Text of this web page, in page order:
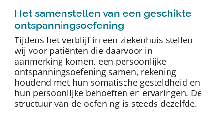
Het samenstellen van een geschikte
ontspanningsoefening
Tijdens het verblijf in een ziekenhuis stellen
wij voor patiënten die daarvoor in
aanmerking komen, een persoonlijke
ontspanningsoefening samen, rekening
houdend met hun somatische gesteldheid en
hun persoonlijke behoeften en ervaringen. De
structuur van de oefening is steeds dezelfde.